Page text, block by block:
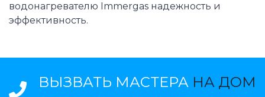
водонагревателю Immergas надежность и
эффективность.
ВЫЗВАТЬ МАСТЕРА НА ДОМ